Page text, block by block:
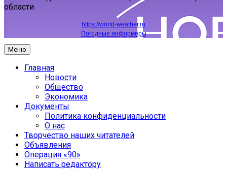
области
https://world-weather.ru
Погодные информеры
Меню
Главная
Новости
Общество
Экономика
Документы
Политика конфиденциальности
О нас
Творчество наших читателей
Объявления
Операция «90»
Написать редактору